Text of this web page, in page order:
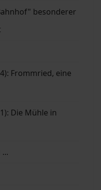
besonderer
Frommried, eine
Die Mühle in